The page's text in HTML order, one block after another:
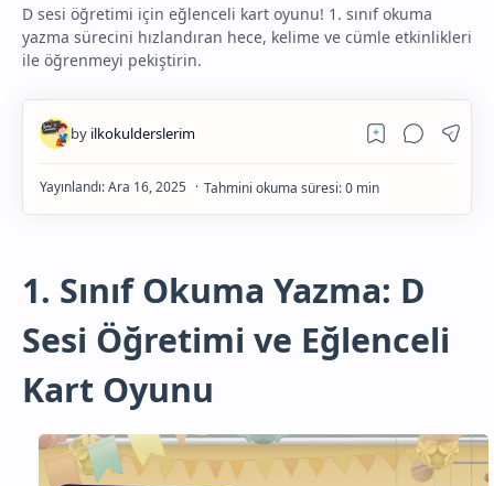
Gelişim
D sesi öğretimi için eğlenceli kart oyunu! 1. sınıf okuma
yazma sürecini hızlandıran hece, kelime ve cümle etkinlikleri
ile öğrenmeyi pekiştirin.
1. Sınıf Okuma Yazma: D
Sesi Öğretimi ve Eğlenceli
Kart Oyunu